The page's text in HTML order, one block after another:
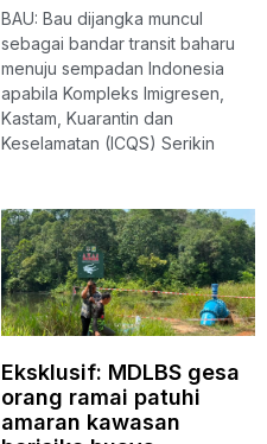
BAU: Bau dijangka muncul
sebagai bandar transit baharu
menuju sempadan Indonesia
apabila Kompleks Imigresen,
Kastam, Kuarantin dan
Keselamatan (ICQS) Serikin
Eksklusif: MDLBS gesa
orang ramai patuhi
amaran kawasan